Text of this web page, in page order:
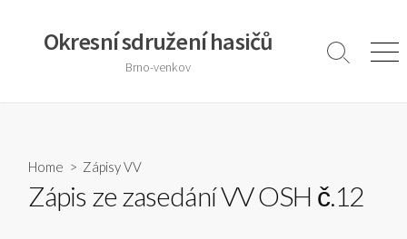
contentOkresní sdružení hasičů
Brno-venkov
Search
Home > Zápisy VV
Zápis ze zasedání VV OSH č.12